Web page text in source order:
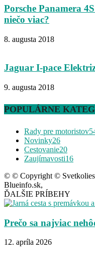
Porsche Panamera
niečo viac?
8. augusta 2018
Jaguar I-pace
9. augusta 2018
POPULÁRNE
Rady pre motoristov
Novinky26
Cestovanie20
Zaujímavosti16
© © Copyright ©
Blueinfo.sk,
ĎALŠIE PRÍBEHY
Prečo sa najviac
12. apríla 2026